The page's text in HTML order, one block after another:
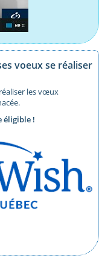
voeux se réaliser
les vœux
éligible !